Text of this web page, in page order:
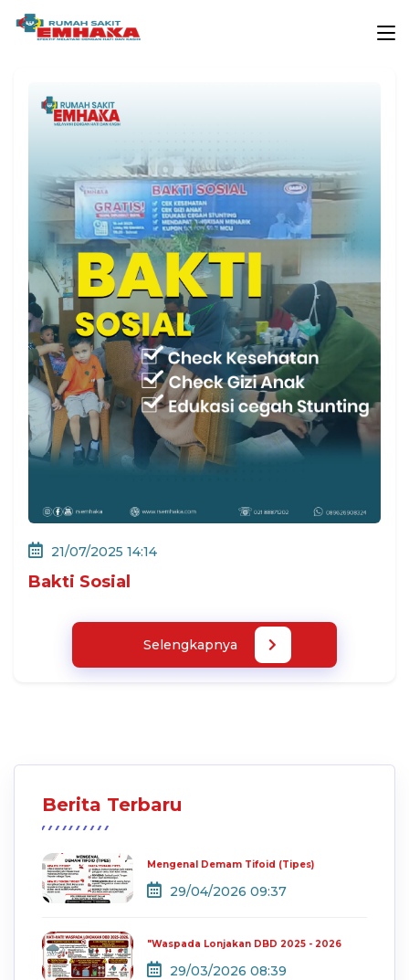
21/07/2025 14:14
Bakti Sosial
Selengkapnya
Berita Terbaru
Mengenal Demam Tifoid (Tipes)
29/04/2026 09:37
"Waspada Lonjakan DBD 2025 - 2026
29/03/2026 08:39